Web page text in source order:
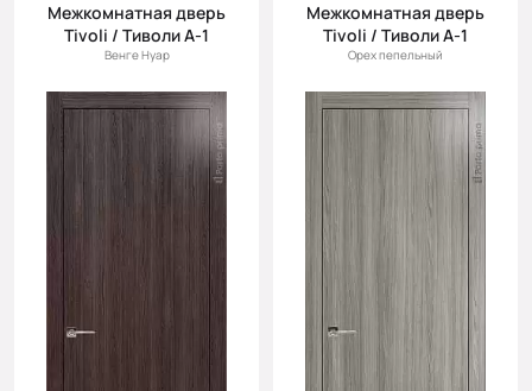
Межкомнатная дверь
Tivoli / Тиволи А-1
Венге Нуар
Межкомнатная дверь
Tivoli / Тиволи А-1
Орех пепельный